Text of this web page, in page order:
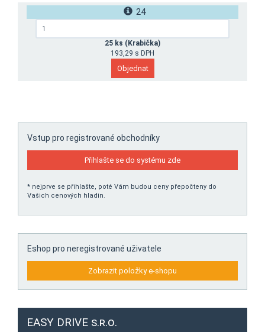
24
25 ks (Krabička)
193,29 s DPH
Vstup pro registrované obchodníky
Přihlašte se do systému zde
* nejprve se přihlašte, poté Vám budou ceny přepočteny do
Vašich cenových hladin.
Eshop pro neregistrované uživatele
Zobrazit položky e-shopu
EASY DRIVE s.r.o.